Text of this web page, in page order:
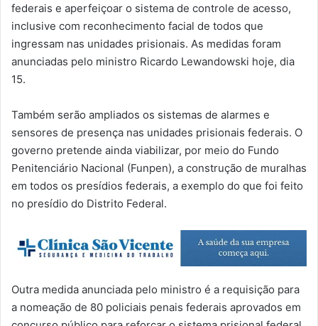
federais e aperfeiçoar o sistema de controle de acesso,
inclusive com reconhecimento facial de todos que
ingressam nas unidades prisionais. As medidas foram
anunciadas pelo ministro Ricardo Lewandowski hoje, dia
15.
Também serão ampliados os sistemas de alarmes e
sensores de presença nas unidades prisionais federais. O
governo pretende ainda viabilizar, por meio do Fundo
Penitenciário Nacional (Funpen), a construção de muralhas
em todos os presídios federais, a exemplo do que foi feito
no presídio do Distrito Federal.
Outra medida anunciada pelo ministro é a requisição para
a nomeação de 80 policiais penais federais aprovados em